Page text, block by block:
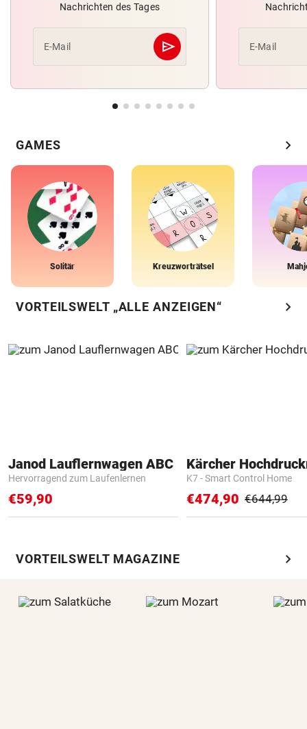
Nachrichten des Tages
E-Mail send
Abschicken E-Mail
GAMES chevron_right
Solitär Kreuzworträtsel
VORTEILSWELT „ALLE ANZEIGEN“ chevron_right
Janod Lauflernwagen ABC
Hervorragend zum Laufenlernen
€59,90
Kärcher
K7 - Smart Control Home
€474,90 €644,99
VORTEILSWELT MAGAZINE chevron_right